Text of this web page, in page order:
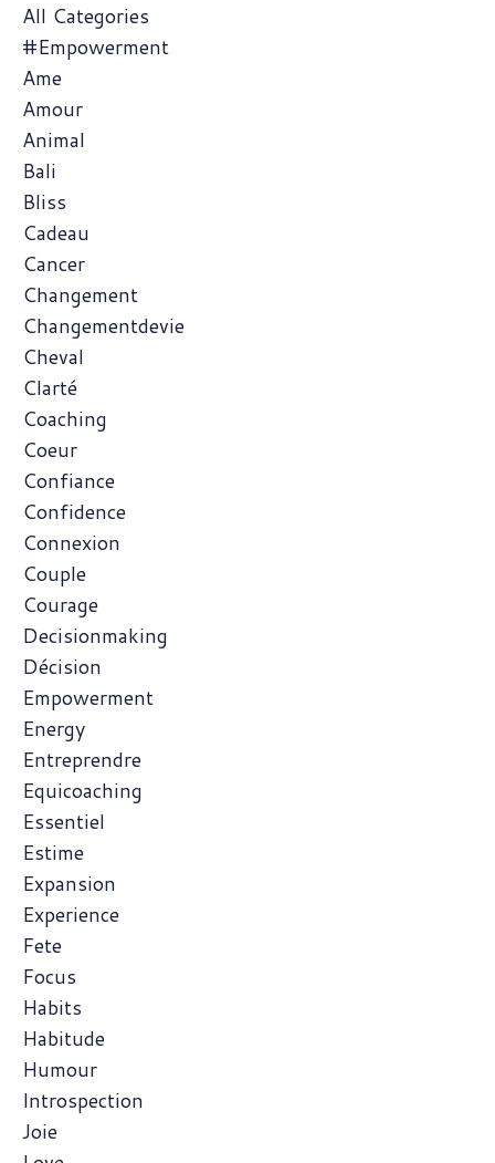
All Categories
#empowerment
Ame
Amour
Animal
Bali
Bliss
Cadeau
Cancer
Changement
Changementdevie
Cheval
Clarté
Coaching
Coeur
Confiance
Confidence
Connexion
Couple
Courage
Decisionmaking
Décision
Empowerment
Energy
Entreprendre
Equicoaching
Essentiel
Estime
Expansion
Experience
Fete
Focus
Habits
Habitude
Humour
Introspection
Joie